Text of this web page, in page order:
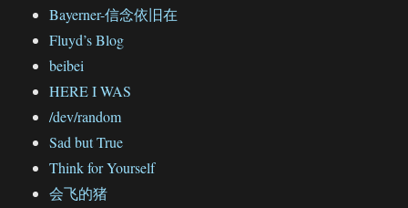
Bayerner-信念依旧在
Fluyd’s Blog
beibei
HERE I WAS
/dev/random
Sad but True
Think for Yourself
会飞的猪